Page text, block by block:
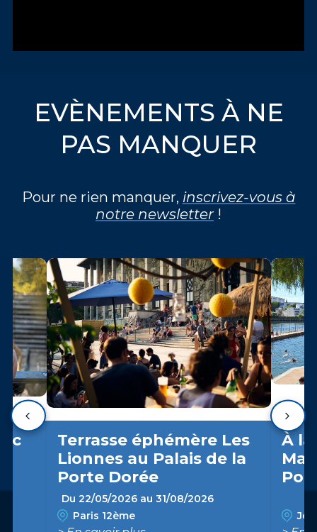
EVÈNEMENTS À NE
PAS MANQUER
Pour ne rien manquer, inscrivez-vous à
notre newsletter!
Terrasse éphémère Les
Lionnes au Palais de la
Porte Dorée
Du 22/05/2026 au 31/08/2026
Paris 12ème
À